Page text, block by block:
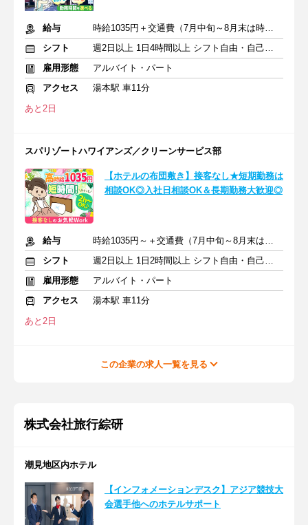
給与
時給1035円＋交通費（7月中旬～8月末は時給1100円）
シフト
週2日以上 1日4時間以上 シフト自由・自己申告
雇用形態
アルバイト・パート
アクセス
湯本駅 車11分
あと2日
スパリゾートハワイアンズ／クリーンサービス部
【ホテルの布団敷き】接客なし★短期勤務は
相談OK◎入社日相談OK＆長期勤務大歓迎◎
給与
時給1035円～＋交通費（7月中旬～8月末は時給1100円）
シフト
週2日以上 1日2時間以上 シフト自由・自己申告
雇用形態
アルバイト・パート
アクセス
湯本駅 車11分
あと2日
この企業の求人一覧を見る
株式会社旅行綜研
潮見地区内ホテル
【インフォメーションデスク】アジア競技大
会選手他へのホテルサポート